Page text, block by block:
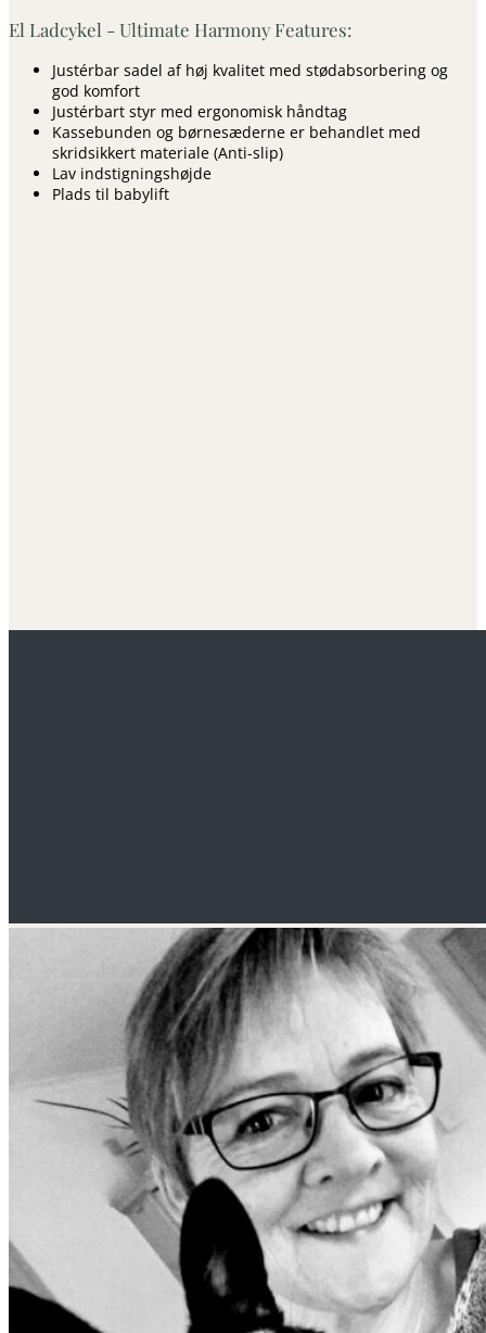
El Ladcykel - Ultimate Harmony Features:
Justérbar sadel af høj kvalitet med stødabsorbering og
god komfort
Justérbart styr med ergonomisk håndtag
Kassebunden og børnesæderne er behandlet med
skridsikkert materiale (Anti-slip)
Lav indstigningshøjde
Plads til babylift